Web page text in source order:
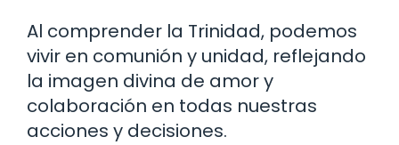
Al comprender la Trinidad, podemos
vivir en comunión y unidad, reflejando
la imagen divina de amor y
colaboración en todas nuestras
acciones y decisiones.